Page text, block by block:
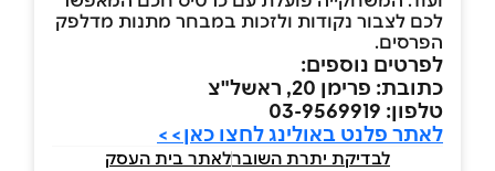
לכם לצבור נקודות ולזכות במבחר מתנות מדלפק
הפרסים.
לפרטים נוספים:
כתובת: פרימן 20, ראשל"צ
טלפון: 03-9569919
לאתר פלנט באולינג לחצו כאן>>
לבדיקת יתרת השוברלאתר בית העסק